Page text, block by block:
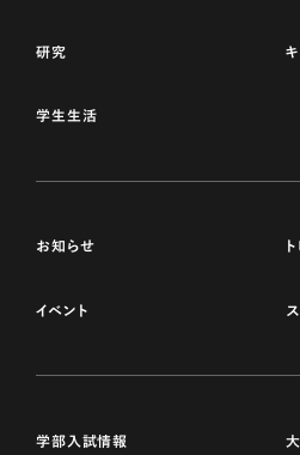
研究
学生生活
お知らせ
イベント
学部入試情報